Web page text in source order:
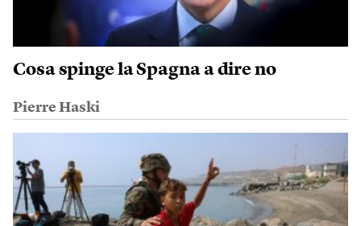
Cosa spinge la Spagna a dire no
Pierre Haski